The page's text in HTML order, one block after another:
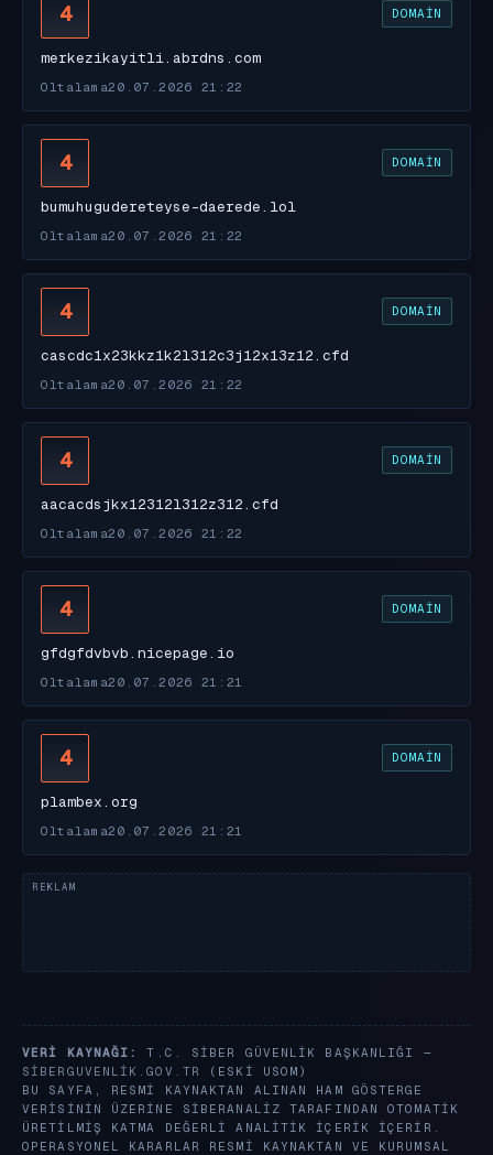
4 DOMAIN
merkezikayitli.abrdns.com
Oltalama20.07.2026 21:22
4 DOMAIN
bumuhugudereteyse-daerede.lol
Oltalama20.07.2026 21:22
4 DOMAIN
cascdc1x23kkz1k2l312c3j12x13z12.cfd
Oltalama20.07.2026 21:22
4 DOMAIN
aacacdsjkx12312l312z312.cfd
Oltalama20.07.2026 21:22
4 DOMAIN
gfdgfdvbvb.nicepage.io
Oltalama20.07.2026 21:21
4 DOMAIN
plambex.org
Oltalama20.07.2026 21:21
VERI KAYNAĞI:
T.C. SIBER GÜVENLIK BAŞKANLIĞI —
SIBERGUVENLIK.GOV.TR
(ESKI USOM)
BU SAYFA, RESMI KAYNAKTAN ALINAN HAM GÖSTERGE
VERISININ ÜZERINE SIBERANALIZ TARAFINDAN OTOMATIK
ÜRETILMIŞ KATMA DEĞERLI ANALITIK IÇERIK IÇERIR.
OPERASYONEL KARARLAR RESMI KAYNAKTAN VE KURUMSAL